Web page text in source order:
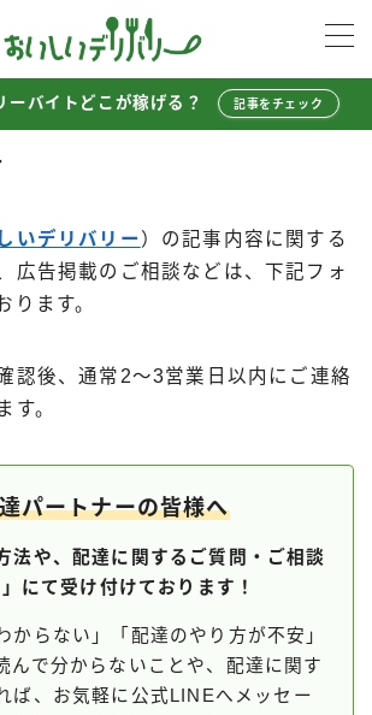
ガイド
イド
ンケート調査
ター
文ガイド
イド
注文ガイド
ーバイトどこが稼げる？ 記事をチェック
いデリバリー ）の記事内容に関する
広告掲載のご相談などは、下記フォ
ります。
認後、通常2〜3営業日以内にご連絡
す。
パートナーの皆様へ
法や、配達に関するご質問・ご相談
にて受け付けております！
からない」「配達のやり方が不安」
んで分からないことや、配達に関す
ば、お気軽に公式LINEへメッセー